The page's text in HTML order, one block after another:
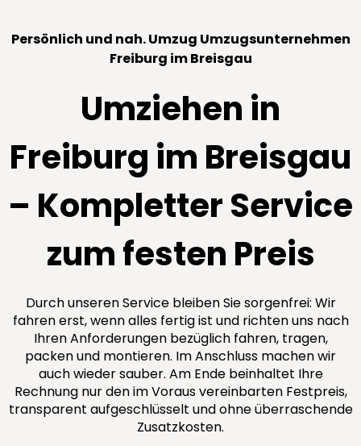
Persönlich und nah. Umzug Umzugsunternehmen
Freiburg im Breisgau
Umziehen in
Freiburg im Breisgau
– Kompletter Service
zum festen Preis
Durch unseren Service bleiben Sie sorgenfrei: Wir
fahren erst, wenn alles fertig ist und richten uns nach
Ihren Anforderungen bezüglich fahren, tragen,
packen und montieren. Im Anschluss machen wir
auch wieder sauber. Am Ende beinhaltet Ihre
Rechnung nur den im Voraus vereinbarten Festpreis,
transparent aufgeschlüsselt und ohne überraschende
Zusatzkosten.